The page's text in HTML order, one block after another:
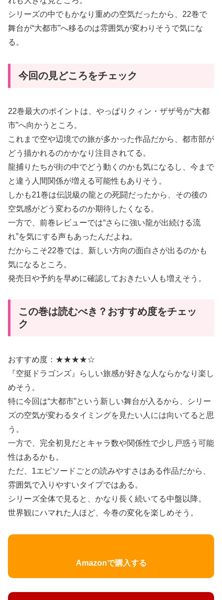
シリーズの中でもかなり重めの空気だったから、22巻で
舞台が“大都市”へ移るのは雰囲気が変わりそうで気にな
る。
今回の見どころをチェック
22巻最大のポイントは、やっぱりクィン・ザザ号が“大都
市”へ向かうところ。
これまで空や辺境での旅が多かった作品だから、都市部が
どう描かれるのかかなり注目されてる。
龍捕りたちが街の中でどう動くのかも気になるし、今まで
と違う人間関係が増える可能性もありそう。
しかも21巻は伝説級の龍との死闘だったから、その後の
空気感がどう変わるのか期待したくなる。
一方で、前巻レビューでは“さらに強い龍が出続ける流
れ”を気にする声もあったんだよね。
だからこそ22巻では、新しい方向の面白さが出るのかも
気になるところ。
発売日や予約を早めに確認しておきたい人も増えそう。
この巻は読むべき？おすすめ度をチェッ
ク
おすすめ度：★★★★☆
『空挺ドラゴンズ』らしい旅感が好きな人ならかなり楽し
めそう。
特に今回は“大都市”という新しい舞台が入るから、シリー
ズの空気が変わるタイミングを見たい人には向いてると思
う。
一方で、完全初見だとキャラ数や関係性で少し戸惑う可能
性はあるかも。
ただ、1エピソードごとの読みやすさはある作品だから、
雰囲気で入りやすいタイプではある。
シリーズ全体で見ると、かなり長く続いてる中盤以降。
世界観にハマれた人ほど、今巻の変化を楽しめそう。
Amazonで購入する